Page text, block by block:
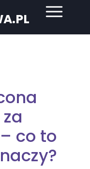
co to